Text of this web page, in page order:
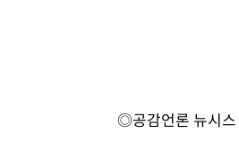
◎공감언론 뉴시스